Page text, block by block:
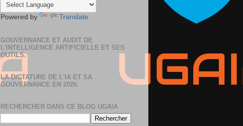
Powered by Translate
GOUVERNANCE ET AUDIT DE
L'INTELLIGENCE ARTIFICIELLE ET SES
OUTILS.
LA DICTATURE DE L'IA ET SA
GOUVERNANCE EN 2026.
RECHERCHER DANS CE BLOG UGAIA